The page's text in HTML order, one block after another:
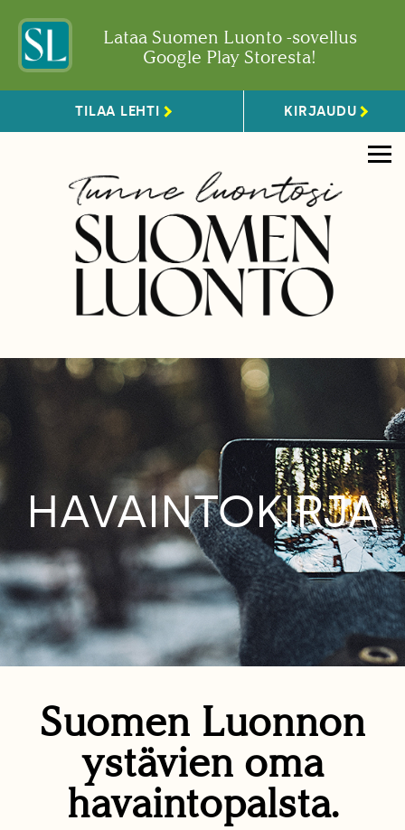
Lataa Suomen Luonto -sovellus
Google Play Storesta!
TILAA LEHTI KIRJAUDU
HAVAINTOKIRJA
Suomen Luonnon
ystävien oma
havaintopalsta.